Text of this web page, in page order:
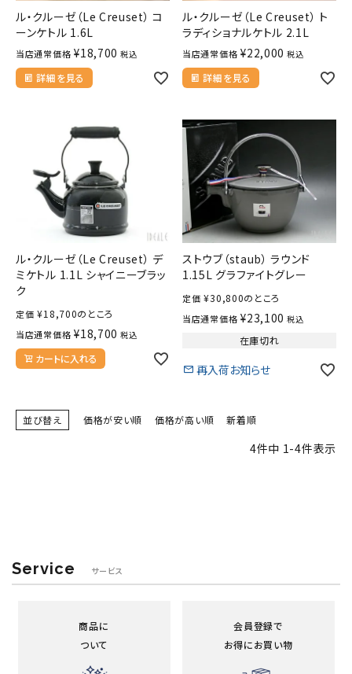
ル・クルーゼ（Le Creuset） コ
ーンケトル 1.6L
当店通常価格 ¥18,700 税込
詳細を見る
ル・クルーゼ（Le Creuset） ト
ラディショナルケトル 2.1L
当店通常価格 ¥22,000 税込
詳細を見る
ル・クルーゼ（Le Creuset） デ
ミケトル 1.1L シャイニーブラッ
ク
定価 ¥18,700のところ
当店通常価格 ¥18,700 税込
カートに入れる
ストウブ（staub） ラウンド
1.15L グラファイトグレー
定価 ¥30,800のところ
当店通常価格 ¥23,100 税込
在庫切れ
再入荷お知らせ
並び替え 価格が安い順 価格が高い順 新着順
4件中 1-4件表示
Service サービス
商品に
ついて
会員登録で
お得にお買い物